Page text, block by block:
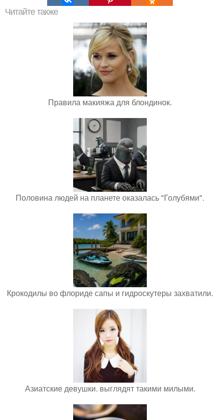
Читайте также
Правила макияжа для блондинок.
Половина людей на планете оказалась "Голубями".
Крокодилы во флориде сапы и гидроскутеры захватили.
Азиатские девушки. выглядят такими милыми.